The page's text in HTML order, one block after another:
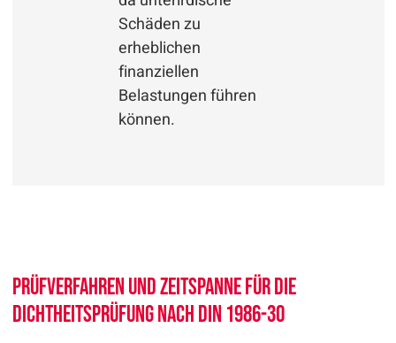
Schäden zu
erheblichen
finanziellen
Belastungen führen
können.
Prüfverfahren und Zeitspanne für die
Dichtheitsprüfung nach DIN 1986-30